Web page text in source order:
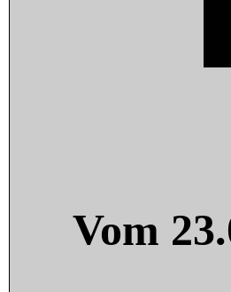
Vom